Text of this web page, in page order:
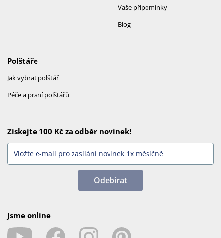
Vaše připomínky
Blog
Polštáře
Jak vybrat polštář
Péče a praní polštářů
Získejte 100 Kč za odběr novinek!
Odebírat
Jsme online